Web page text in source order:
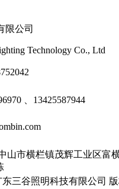
限公司
Technology Co., Ltd
、13425587944
山市横栏镇茂辉工业区富
东三谷照明科技有限公司